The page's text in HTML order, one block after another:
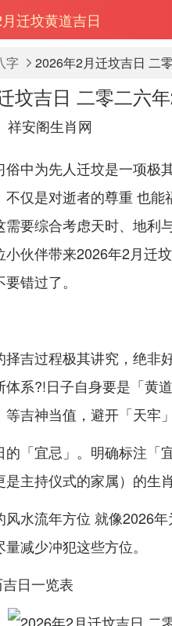
迁坟黄道吉日
字 2026年2月迁坟吉日 二
坟吉日 二零二六
祥安阁生肖网
俗中为先人迁坟是一项极
不仅是对逝者的尊重 也
需要综合考虑天时、地利
小伙伴带来2026年2月迁
错过了。
择吉过程极其讲究，绝非
体系?!日子自身要是「黄
吉神当值，避开「天牢
的「宜忌」。明确标注「
主持仪式的家属）的生
风水流年方位 就像2026
减少冲犯这些方位。
日一览表